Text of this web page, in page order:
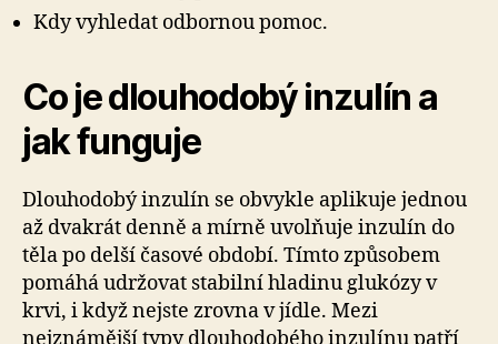
Kdy vyhledat odbornou pomoc.
Co je dlouhodobý inzulín a
jak funguje
Dlouhodobý inzulín se obvykle aplikuje jednou
až dvakrát denně a mírně uvolňuje inzulín do
těla po delší časové období. Tímto způsobem
pomáhá udržovat stabilní hladinu glukózy v
krvi, i když nejste zrovna v jídle. Mezi